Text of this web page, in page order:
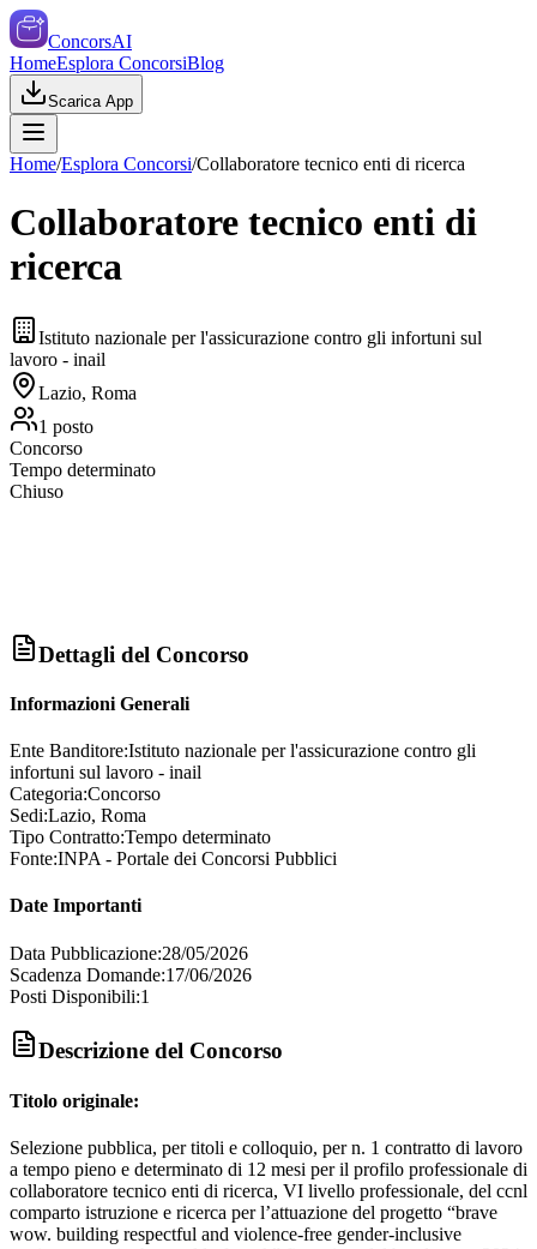
ConcorsAI
HomeEsplora ConcorsiBlog
Scarica App
Home/Esplora Concorsi/Collaboratore tecnico enti di ricerca
Collaboratore tecnico enti di
ricerca
Istituto nazionale per l'assicurazione contro gli infortuni sul
lavoro - inail
Lazio, Roma
1 posto
Concorso
Tempo determinato
Chiuso
Dettagli del Concorso
Informazioni Generali
Ente Banditore:Istituto nazionale per l'assicurazione contro gli
infortuni sul lavoro - inail
Categoria:Concorso
Sedi:Lazio, Roma
Tipo Contratto:Tempo determinato
Fonte:INPA - Portale dei Concorsi Pubblici
Date Importanti
Data Pubblicazione:28/05/2026
Scadenza Domande:17/06/2026
Posti Disponibili:1
Descrizione del Concorso
Titolo originale:
Selezione pubblica, per titoli e colloquio, per n. 1 contratto di lavoro
a tempo pieno e determinato di 12 mesi per il profilo professionale di
collaboratore tecnico enti di ricerca, VI livello professionale, del ccnl
comparto istruzione e ricerca per l’attuazione del progetto “brave
wow. building respectful and violence-free gender-inclusive